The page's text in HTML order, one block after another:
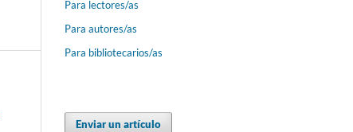
Para lectores/as
Para autores/as
Para bibliotecarios/as
Enviar un artículo